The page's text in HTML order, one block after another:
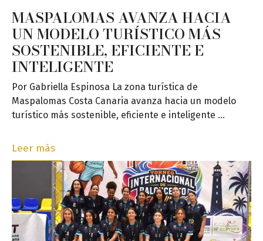
MASPALOMAS AVANZA HACIA
UN MODELO TURÍSTICO MÁS
SOSTENIBLE, EFICIENTE E
INTELIGENTE
Por Gabriella Espinosa La zona turística de
Maspalomas Costa Canaria avanza hacia un modelo
turístico más sostenible, eficiente e inteligente …
Leer más